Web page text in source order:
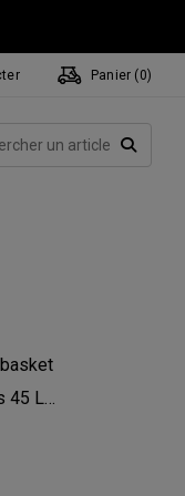
Sets
de Golf
Panier ( 0)
45 L
de